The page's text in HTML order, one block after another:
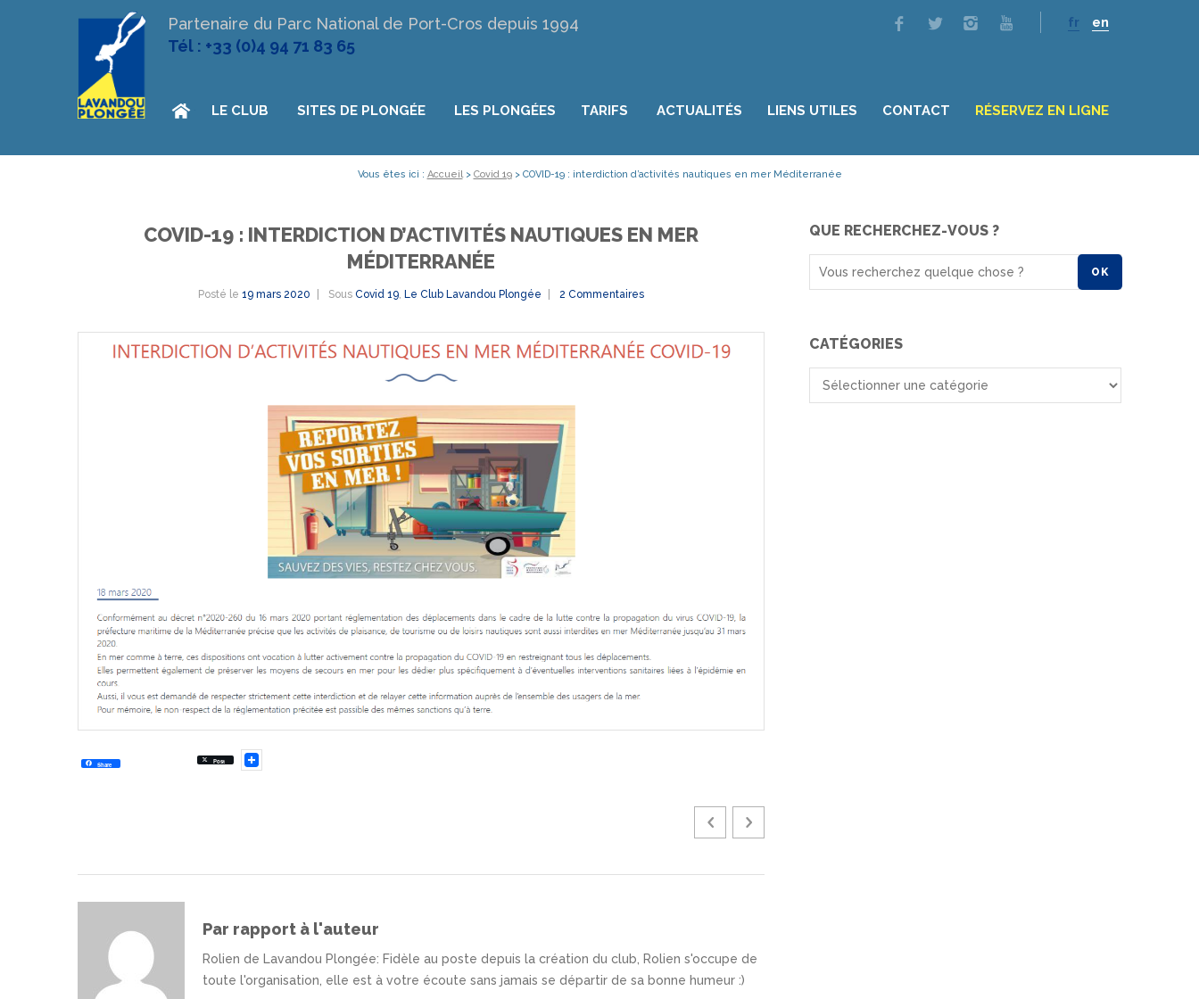
Partenaire du Parc National de Port-Cros depuis 1994
Tél : +33 (0)4 94 71 83 65
fr en
LE CLUB SITES DE PLONGÉE LES PLONGÉES TARIFS ACTUALITÉS LIENS UTILES CONTACT RÉSERVEZ EN LIGNE
Vous êtes ici : Accueil> Covid 19> COVID-19 : interdiction d’activités nautiques en mer Méditerranée
COVID-19 : INTERDICTION D’ACTIVITÉS NAUTIQUES EN MER
MÉDITERRANÉE
Posté le 19 mars 2020 Sous Covid 19, Le Club Lavandou Plongée 2 Commentaires
Share Post
Par rapport à l'auteur
Rolien de Lavandou Plongée: Fidèle au poste depuis la création du club, Rolien s'occupe de
toute l'organisation, elle est à votre écoute sans jamais se départir de sa bonne humeur :)
QUE RECHERCHEZ-VOUS ?
OK
CATÉGORIES